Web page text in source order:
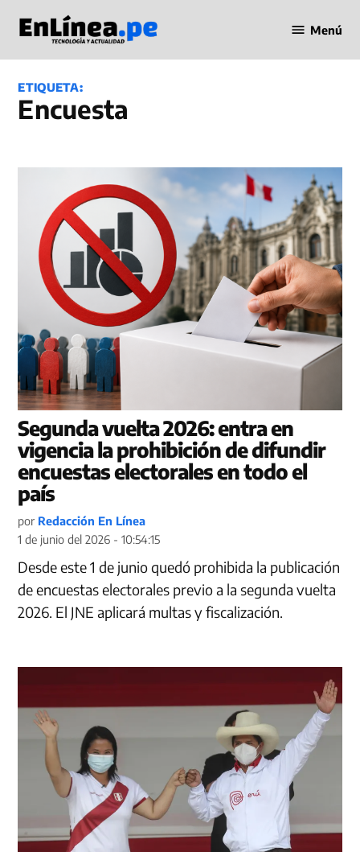
contenido
en Línea
Menú
ETIQUETA:
encuesta
Segunda vuelta 2026: entra en
vigencia la prohibición de difundir
encuestas electorales en todo el
país
por Redacción En Línea
1 de junio del 2026 - 10:54:15
Desde este 1 de junio quedó prohibida la publicación
de encuestas electorales previo a la segunda vuelta
2026. El JNE aplicará multas y fiscalización.